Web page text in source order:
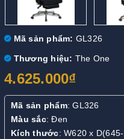
Mã sản phẩm: GL326
Thương hiệu: The One
4.625.000₫
Mã sản phẩm: GL326
Màu sắc: Đen
Kích thước: W620 x